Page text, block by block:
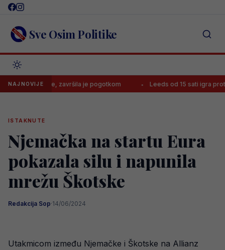
Skip
content Sve Osim Politike
NAJNOVIJE
iz bajke, završila je pogotkom Leeds od 15 sati igra protiv
ISTAKNUTE
Njemačka na startu Eura
pokazala silu i napunila
mrežu Škotske
Redakcija Sop·14/06/2024
Utakmicom između Njemačke i Škotske na Allianz